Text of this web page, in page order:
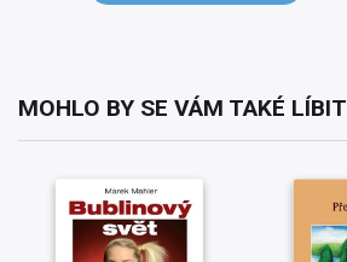
MOHLO BY SE VÁM TAKÉ LÍBIT